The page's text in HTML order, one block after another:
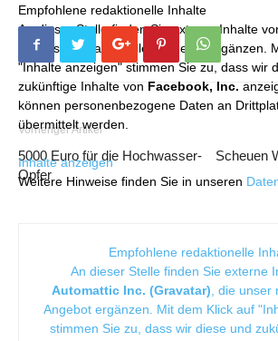
Empfohlene redaktionelle Inhalte
An dieser Stelle finden Sie externe Inhalte
die unser redaktionelles Angebot ergänzen.
"Inhalte anzeigen" stimmen Sie zu, dass wir
zukünftige Inhalte von Facebook, Inc.
können personenbezogene Daten an
übermittelt werden.
Inhalte anzeigen
Weitere Hinweise finden Sie in unseren
Vorheriger Artikel
5000 Euro für die Hochwasser-
Opfer
Scheuen
Empfohlene redaktionelle
An dieser Stelle finden Sie externe
Automattic Inc. (Gravatar) , die
Angebot ergänzen. Mit dem Klick auf
stimmen Sie zu, dass wir diese und